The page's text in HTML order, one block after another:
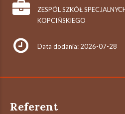
ZESPÓL SZKÓŁ
KOPCIŃSKIEGO
Data dodania: 2026-07-28
Referent